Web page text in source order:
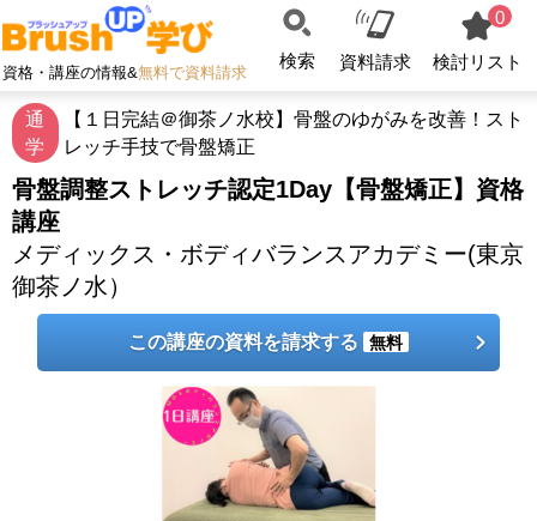
資格・講座の情報&無料で資料請求
検索 資料請求
0
検討リスト
通
学
【１日完結＠御茶ノ水校】骨盤のゆがみを改善！スト
レッチ手技で骨盤矯正
骨盤調整ストレッチ認定1Day【骨盤矯正】資格
講座
メディックス・ボディバランスアカデミー(東京
御茶ノ水）
この講座の資料を請求する 無料